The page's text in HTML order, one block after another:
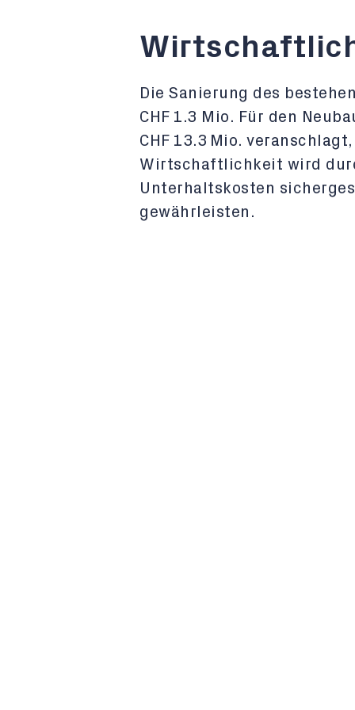
Die Sanierung des
CHF 1.3 Mio. Für den
CHF 13.3 Mio.
Wirtschaftlichkeit wird
Unterhaltskosten
gewährleisten.